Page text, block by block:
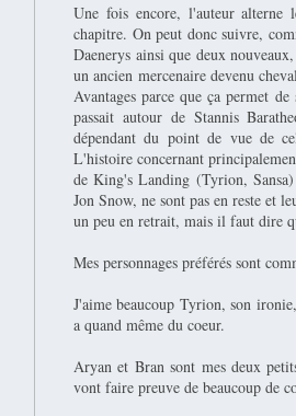
Une fois encore, l'auteur alterne
chapitre. On peut donc suivre,
Daenerys ainsi que deux
un ancien mercenaire devenu
Avantages parce que ça permet
passait autour de Stannis
dépendant du point de vue de
L'histoire concernant
de King's Landing (Tyrion,
Jon Snow, ne sont pas en reste et
un peu en retrait, mais il faut dire
Mes personnages préférés sont
J'aime beaucoup Tyrion, son
a quand même du coeur.
Aryan et Bran sont mes deux
vont faire preuve de beaucoup de